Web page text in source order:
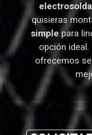
quisieras
simple para
opción ideal.
ofrecemos